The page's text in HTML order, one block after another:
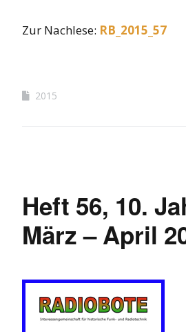
Zur Nachlese: RB_2015_57
2015
Heft 56, 10.
März – April